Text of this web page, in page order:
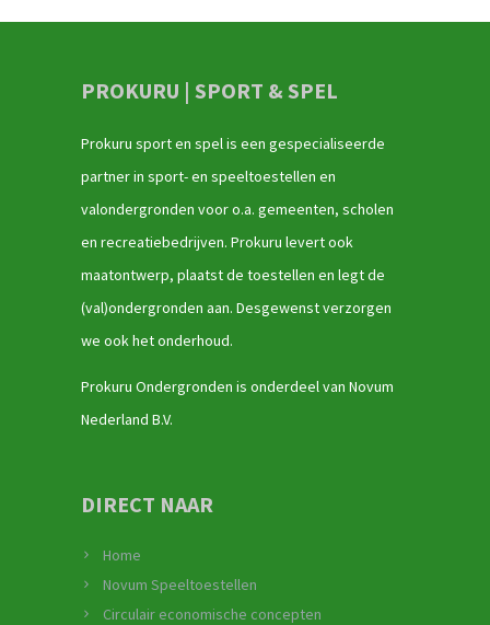
PROKURU | SPORT & SPEL
Prokuru sport en spel is een gespecialiseerde
partner in sport- en speeltoestellen en
valondergronden voor o.a. gemeenten, scholen
en recreatiebedrijven. Prokuru levert ook
maatontwerp, plaatst de toestellen en legt de
(val)ondergronden aan. Desgewenst verzorgen
we ook het onderhoud.
Prokuru Ondergronden is onderdeel van Novum
Nederland B.V.
DIRECT NAAR
Home
Novum Speeltoestellen
Circulair economische concepten